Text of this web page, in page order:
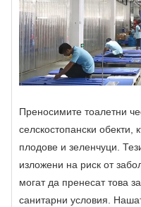
Преносимите тоалетни
селскостопански обекти,
плодове и зеленчуци.
изложени на риск от
могат да пренесат това
санитарни условия.